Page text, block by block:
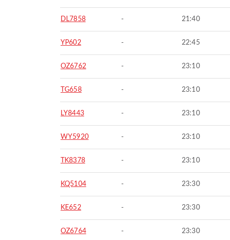
DL7858 - 21:40
YP602 - 22:45
OZ6762 - 23:10
TG658 - 23:10
LY8443 - 23:10
WY5920 - 23:10
TK8378 - 23:10
KQ5104 - 23:30
KE652 - 23:30
OZ6764 - 23:30